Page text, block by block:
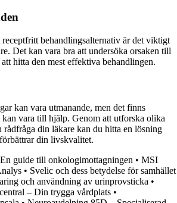
behandlingsalternativ är det viktigt
Det kan vara bra att undersöka orsaken till
hitta den mest effektiva behandlingen.
kan vara utmanande, men det finns
vara till hjälp. Genom att utforska olika
rådfråga din läkare kan du hitta en lösning
din livskvalitet.
guide till onkologimottagningen • MSI
• Svelic och dess betydelse för samhället
och användning av urinprovsticka •
– Din trygga vårdplats •